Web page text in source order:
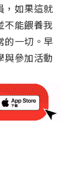
，如果這就
不能餵養我
的一切。早
與參加活動